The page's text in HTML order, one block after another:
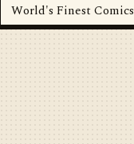
World's Finest Comics